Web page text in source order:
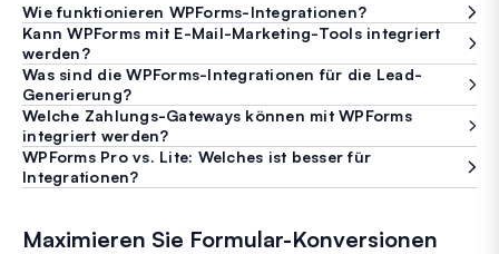
Wie funktionieren WPForms-Integrationen?
Kann WPForms mit E-Mail-Marketing-Tools integriert
werden?
Was sind die WPForms-Integrationen für die Lead-
Generierung?
Welche Zahlungs-Gateways können mit WPForms
integriert werden?
WPForms Pro vs. Lite: Welches ist besser für
Integrationen?
Maximieren Sie Formular-Konversionen